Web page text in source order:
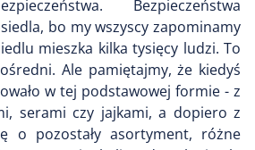
Bezpieczeństwa
bo my wszyscy zapominamy
mieszka kilka tysięcy ludzi. To
Ale pamiętajmy, że kiedyś
w tej podstawowej formie - z
serami czy jajkami, a dopiero z
o pozostały asortyment, różne